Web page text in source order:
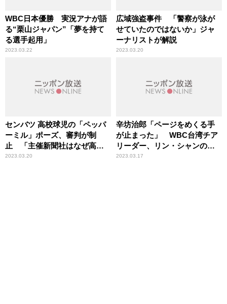
WBC日本優勝 実況アナが語
る“栗山ジャパン”「夢を持て
る選手起用」
2023.03.22
広域強盗事件 「警察が泳が
せていたのではないか」ジャ
ーナリストが解説
2023.03.20
センバツ 高校球児の「ペッパ
ーミル」ポーズ、審判が制
止 「主催新聞社はなぜ高野
連を批判しない」辛坊治郎が
2023.03.20
辛坊治郎「ページをめくる手
が止まった」 WBC台湾チア
リーダー、リン・シャンの写
真掲載紙を見て興奮隠せず
2023.03.17